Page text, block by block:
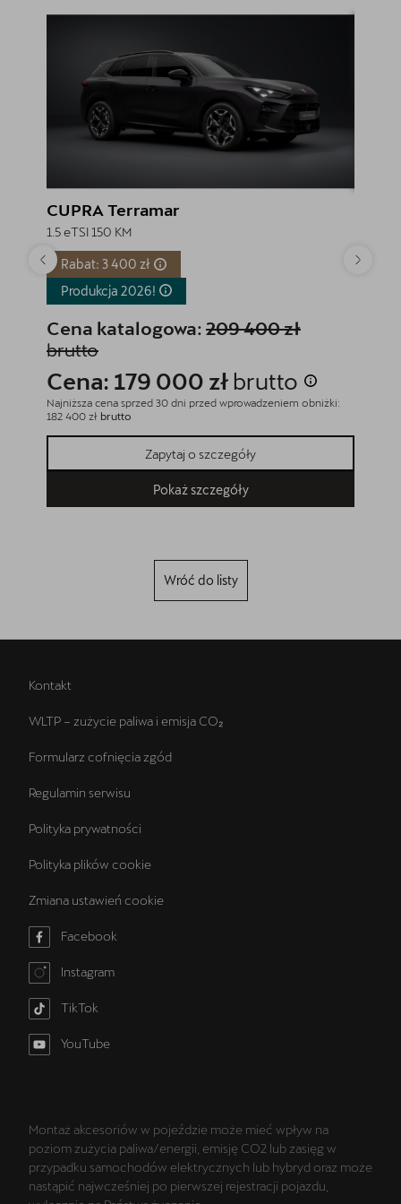
CUPRA Terramar
1.5 eTSI 150 KM
Rabat: 3 400 zł
Produkcja 2026!
Cena katalogowa: 209 400 zł
brutto
Cena: 179 000 zł brutto
Najniższa cena sprzed 30 dni przed wprowadzeniem obniżki:
182 400 zł brutto
Zapytaj o szczegóły
Pokaż szczegóły
Wróć do listy
Kontakt
WLTP – zużycie paliwa i emisja CO₂
Formularz cofnięcia zgód
Regulamin serwisu
Polityka prywatności
Polityka plików cookie
Zmiana ustawień cookie
Facebook
Instagram
TikTok
YouTube
Montaż akcesoriów w pojeździe może mieć wpływ na
poziom zużycia paliwa/energii, emisję CO2 lub zasięg w
przypadku samochodów elektrycznych lub hybryd oraz może
nastąpić najwcześniej po pierwszej rejestracji pojazdu,